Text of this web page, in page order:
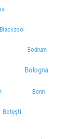
Blackpool
Bodrum
Bologna
Bonn
Botești